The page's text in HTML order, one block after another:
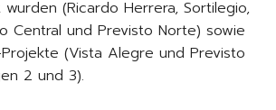
(Ricardo Herrera, Sortilegio,
Central und Previsto Norte) sowie
(Vista Alegre und Previsto
2 und 3).